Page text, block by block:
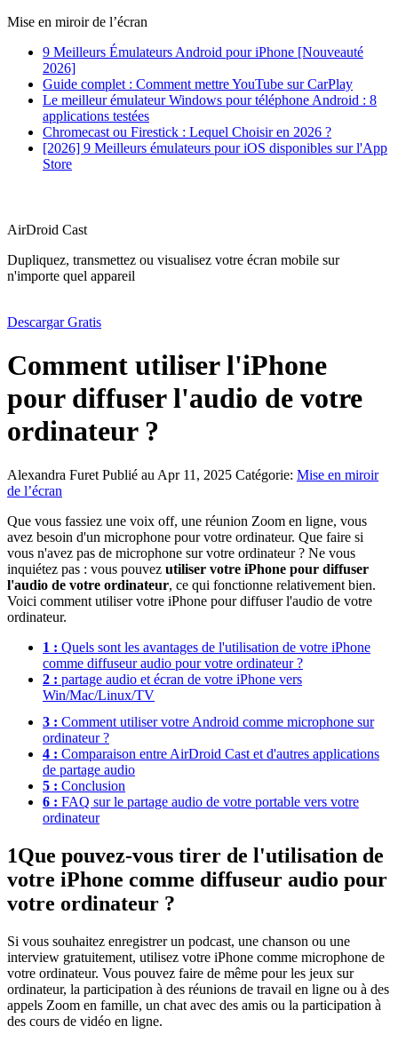
Mise en miroir de l’écran
9 Meilleurs Émulateurs Android pour iPhone [Nouveauté
2026]
Guide complet : Comment mettre YouTube sur CarPlay
Le meilleur émulateur Windows pour téléphone Android : 8
applications testées
Chromecast ou Firestick : Lequel Choisir en 2026 ?
[2026] 9 Meilleurs émulateurs pour iOS disponibles sur l'App
Store
AirDroid Cast
Dupliquez, transmettez ou visualisez votre écran mobile sur
n'importe quel appareil
Descargar Gratis
Comment utiliser l'iPhone
pour diffuser l'audio de votre
ordinateur ?
Alexandra Furet Publié au Apr 11, 2025 Catégorie: Mise en miroir
de l’écran
Que vous fassiez une voix off, une réunion Zoom en ligne, vous
avez besoin d'un microphone pour votre ordinateur. Que faire si
vous n'avez pas de microphone sur votre ordinateur ? Ne vous
inquiétez pas : vous pouvez utiliser votre iPhone pour diffuser
l'audio de votre ordinateur, ce qui fonctionne relativement bien.
Voici comment utiliser votre iPhone pour diffuser l'audio de votre
ordinateur.
1 : Quels sont les avantages de l'utilisation de votre iPhone
comme diffuseur audio pour votre ordinateur ?
2 : partage audio et écran de votre iPhone vers
Win/Mac/Linux/TV
3 : Comment utiliser votre Android comme microphone sur
ordinateur ?
4 : Comparaison entre AirDroid Cast et d'autres applications
de partage audio
5 : Conclusion
6 : FAQ sur le partage audio de votre portable vers votre
ordinateur
1Que pouvez-vous tirer de l'utilisation de
votre iPhone comme diffuseur audio pour
votre ordinateur ?
Si vous souhaitez enregistrer un podcast, une chanson ou une
interview gratuitement, utilisez votre iPhone comme microphone de
votre ordinateur. Vous pouvez faire de même pour les jeux sur
ordinateur, la participation à des réunions de travail en ligne ou à des
appels Zoom en famille, un chat avec des amis ou la participation à
des cours de vidéo en ligne.